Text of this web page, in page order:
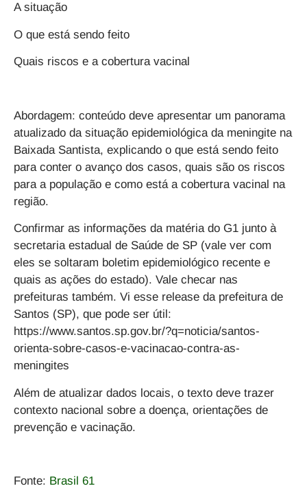
A situação
O que está sendo feito
Quais riscos e a cobertura vacinal
Abordagem: conteúdo deve apresentar um panorama
atualizado da situação epidemiológica da meningite na
Baixada Santista, explicando o que está sendo feito
para conter o avanço dos casos, quais são os riscos
para a população e como está a cobertura vacinal na
região.
Confirmar as informações da matéria do G1 junto à
secretaria estadual de Saúde de SP (vale ver com
eles se soltaram boletim epidemiológico recente e
quais as ações do estado). Vale checar nas
prefeituras também. Vi esse release da prefeitura de
Santos (SP), que pode ser útil:
https://www.santos.sp.gov.br/?q=noticia/santos-
orienta-sobre-casos-e-vacinacao-contra-as-
meningites
Além de atualizar dados locais, o texto deve trazer
contexto nacional sobre a doença, orientações de
prevenção e vacinação.
Fonte: Brasil 61